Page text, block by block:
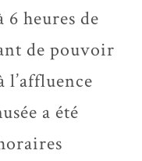
heures de
de pouvoir
l’affluence
a été